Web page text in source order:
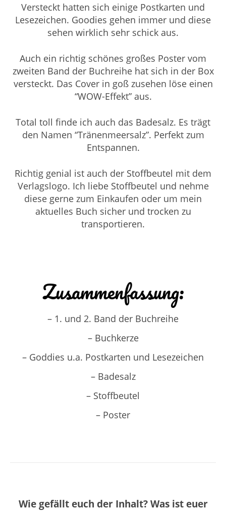
Versteckt hatten sich einige Postkarten und
Lesezeichen. Goodies gehen immer und diese
sehen wirklich sehr schick aus.
Auch ein richtig schönes großes Poster vom
zweiten Band der Buchreihe hat sich in der Box
versteckt. Das Cover in goß zusehen löse einen
“WOW-Effekt” aus.
Total toll finde ich auch das Badesalz. Es trägt
den Namen “Tränenmeersalz”. Perfekt zum
Entspannen.
Richtig genial ist auch der Stoffbeutel mit dem
Verlagslogo. Ich liebe Stoffbeutel und nehme
diese gerne zum Einkaufen oder um mein
aktuelles Buch sicher und trocken zu
transportieren.
Zusammenfassung:
– 1. und 2. Band der Buchreihe
– Buchkerze
– Goddies u.a. Postkarten und Lesezeichen
– Badesalz
– Stoffbeutel
– Poster
Wie gefällt euch der Inhalt? Was ist euer